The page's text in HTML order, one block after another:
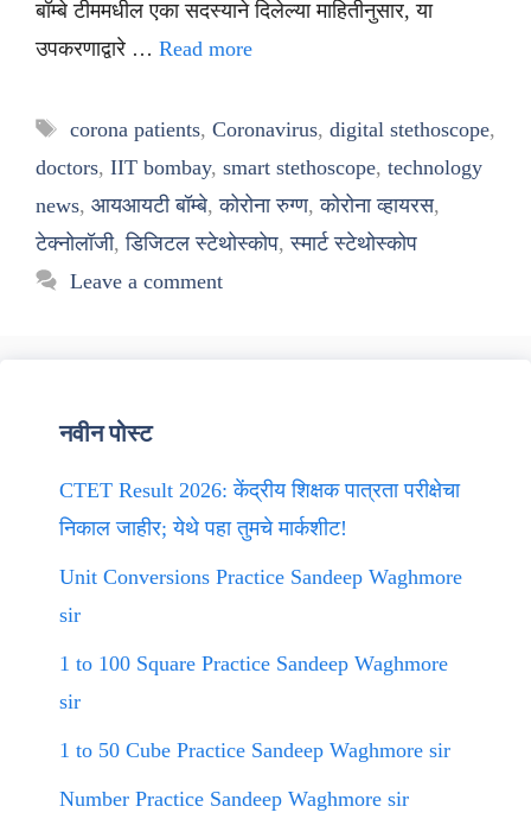
बॉम्बे टीममधील एका सदस्याने दिलेल्या माहितीनुसार, या
उपकरणाद्वारे … Read more
Tags
corona patients, Coronavirus, digital stethoscope,
doctors, IIT bombay, smart stethoscope, technology
news, आयआयटी बॉम्बे,कोरोना रुग्ण,कोरोना व्हायरस,
टेक्नोलॉजी,डिजिटल स्टेथोस्कोप,स्मार्ट स्टेथोस्कोप
Leave a comment
नवीन पोस्ट
CTET Result 2026: केंद्रीय शिक्षक पात्रता परीक्षेचा
निकाल जाहीर; येथे पहा तुमचे मार्कशीट!
Unit Conversions Practice Sandeep Waghmore
sir
1 to 100 Square Practice Sandeep Waghmore
sir
1 to 50 Cube Practice Sandeep Waghmore sir
Number Practice Sandeep Waghmore sir